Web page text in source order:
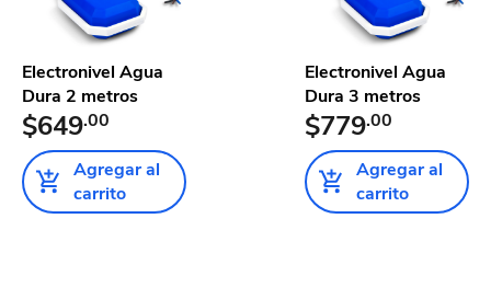
Electronivel Agua
Dura 2 metros
$649.00
Agregar al
carrito
Electronivel Agua
Dura 3 metros
$779.00
Agregar al
carrito